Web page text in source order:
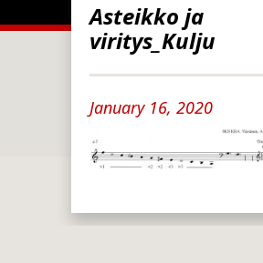
Asteikko ja
viritys_Kulju
January 16, 2020